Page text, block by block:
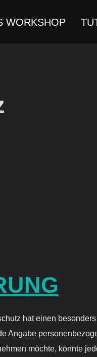
WORKSHOP
hat einen
Angabe
möchte, könnte